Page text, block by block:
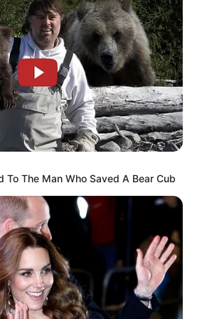
untuk dikunjungi. Ia tinggal di
tahun dan sejak itu dia selalu
pun dia bisa.
$ 1,5 juta.
dan Fakta Naz Norris
Jill
sebagai Myroslava
Elise
sebagai Elizabeth
Shira
Sissi
To The Man Who Saved A Bear Cub